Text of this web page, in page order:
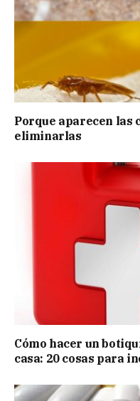
Porque aparecen las
eliminarlas
Cómo hacer un
casa: 20 cosas para